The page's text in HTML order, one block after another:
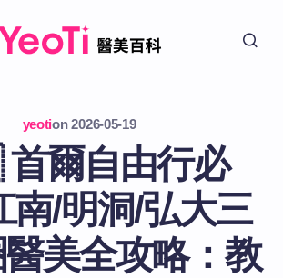
yeotion 2026-05-19
爾自由行必
南/明洞/弘大三
美全攻略：教